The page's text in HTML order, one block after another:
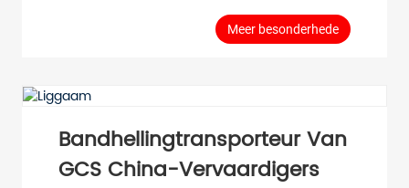
geskuif en in hoogte verstel word. Word wyd
gebruik in fabrieksproduksie. GCS-fabriek sal
verskillende konfigurasies vir verskillende
vervoerbandstelsel kan personaliseer. Poli-V-
band aangedrewe roltransporteurs,
algemeen bekend as PLV, bied 'n positief
aangedrewe lewendige rol...
Meer besonderhede
Bandhellingtransporteur Van
GCS China-Vervaardigers